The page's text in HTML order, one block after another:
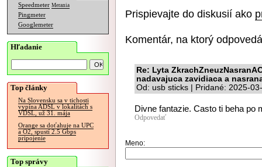
Speedmeter Merania
Pingmeter
Googlemeter
Hľadanie
Top články
Na Slovensku sa v tichosti
vypína ADSL v lokalitách s
VDSL, už 31. mája
Orange sa doťahuje na UPC
a O2, spustí 2.5 Gbps
pripojenie
Top správy
Prispievajte do diskusií ako
Komentár, na ktorý
Re: Lyta
nadavajuca zavidiaca a
Od: usb sticks | Pridané: 2025-
Divne fantazie. Casto ti beha po
Odpovedať
Meno: